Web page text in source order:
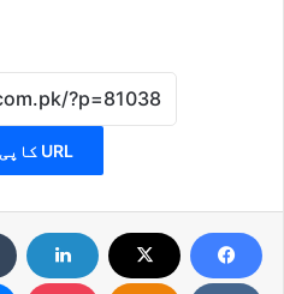
URL کاپی کریں